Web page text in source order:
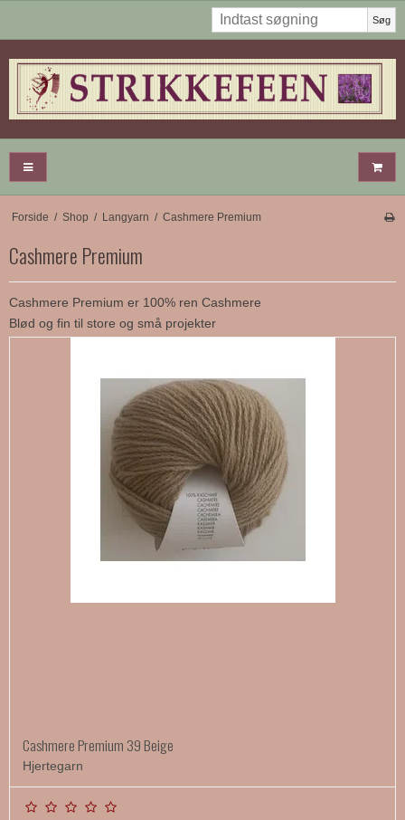
Søg
Forside / Shop / Langyarn / Cashmere Premium
Cashmere Premium
Cashmere Premium er 100% ren Cashmere
Blød og fin til store og små projekter
Cashmere Premium 39 Beige
Hjertegarn